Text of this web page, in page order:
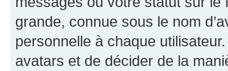
grande, connue sous le nom
personnelle à chaque utilisateur.
avatars et de décider de la